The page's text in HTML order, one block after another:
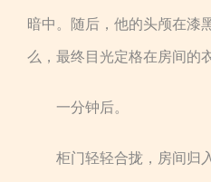
暗中。随后，他的头颅在漆
么，最终目光定格在房间的
一分钟后。
柜门轻轻合拢，房间归